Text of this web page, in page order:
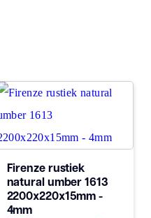
Firenze rustiek
natural umber 1613
2200x220x15mm -
4mm